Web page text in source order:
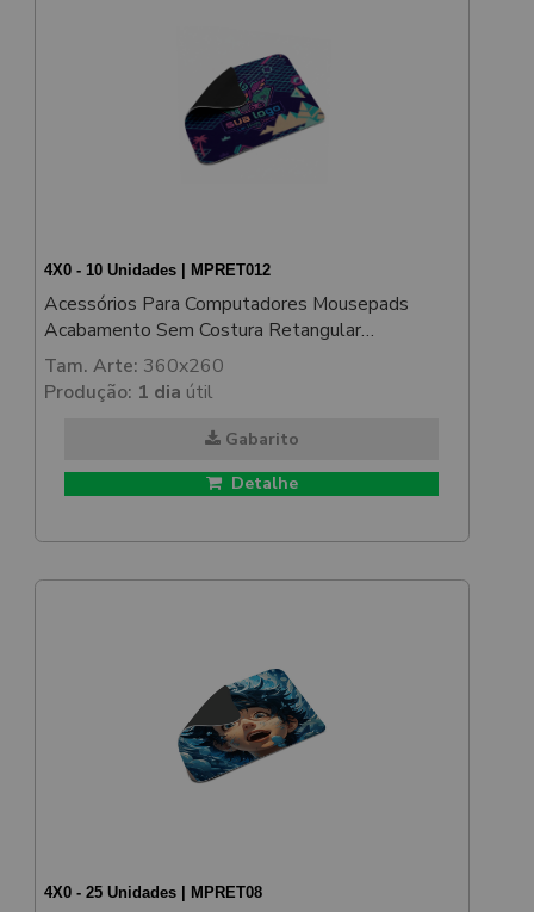
4X0 - 10 Unidades | MPRET012
Acessórios Para Computadores Mousepads
Acabamento Sem Costura Retangular
350x250mm
Tam. Arte: 360x260
Produção: 1 dia útil
Gabarito
Detalhe
4X0 - 25 Unidades | MPRET08